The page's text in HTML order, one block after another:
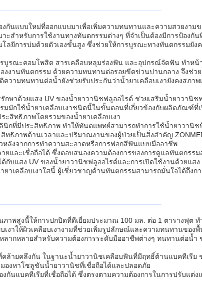
กันแบบใหม่ที่ออกแบบมาเพื่อเพิ่มความทนทานและความสวยงาม
สำหรับการใช้งานทางทันตกรรมต่างๆ ที่จำเป็นต้องมีการป้องกั
ลยีการบ่มด้วยตัวเองขั้นสูง ซึ่งช่วยให้การบูรณะทางทันตกรรมยั
บูรณะคอมโพสิต สารเคลือบหลุมร่องฟัน และอุปกรณ์จัดฟัน ทำหน้
งงานทันตกรรม ด้วยความทนทานต่อรอยขีดข่วนปานกลาง จึงช่ว
ามทนทานต่อน้ำยังช่วยรับประกันว่าน้ำยาเคลือบเงายังคงสภา
ษาด้วยแสง UV ของน้ำยาวานิชฟลูออไรด์ ช่วยเสริมน้ำยาวานิ
มักใช้น้ำยาเคลือบเงาชนิดนี้ในขั้นตอนที่เกี่ยวข้องกับผลิตภัณฑ์ที่
ะสิทธิภาพโดยรวมของน้ำยาเคลือบเงา
กที่มีประสิทธิภาพ ทำให้ทันตแพทย์สามารถทำการใช้น้ำยาวานิช
าพด้านเวลาและปริมาณงานของผู้ป่วยเป็นสิ่งสำคัญ
ลังจากการทำความสะอาดหรือการฟอกสีฟันแบบมืออาชีพ
ยและเชื่อถือได้ ซึ่งตอบสนองความต้องการของการดูแลทันตกรร
แสง UV ของน้ำยาวานิชฟลูออไรด์และการเปิดใช้งานด้วยแสง
เคลือบเงาใสนี้ ผู้เชี่ยวชาญด้านทันตกรรมสามารถมั่นใจได้ถึงก
พสูงนี้ให้การปกปิดที่ดีเยี่ยมประมาณ 100 มล. ต่อ 1 ตารางฟุต ท
เงาให้ผิวเคลือบเงางามที่ช่วยเพิ่มรูปลักษณ์และความทนทานของ
ากหลายสำหรับความต้องการระดับมืออาชีพต่างๆ ทนทานต่อน้ำ
ล้ายคลึงกัน ในฐานะน้ำยาวานิชเคลือบฟันที่มีฤทธิ์ต้านแบคทีเรีย
องหาโซลูชันน้ำยาวานิชที่เชื่อถือได้และปลอดภัย
งกันแบคทีเรียที่เชื่อถือได้ ซึ่งตรงตามความต้องการในการปรับแต่